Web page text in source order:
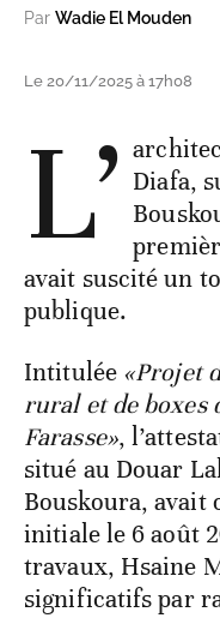
Par Wadie El Mouden
Le 20/11/2025 à 17h08
L’ Diafa,
avait suscité un
publique.
Intitulée «Projet
rural et de boxes
Farasse»,
situé au Douar
Bouskoura, avait
initiale le 6 août
travaux, Hsaine
significatifs par